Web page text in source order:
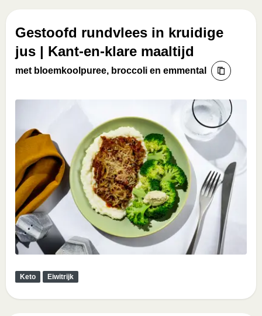
Gestoofd rundvlees in kruidige
jus | Kant-en-klare maaltijd
met bloemkoolpuree, broccoli en emmental
Keto Eiwitrijk